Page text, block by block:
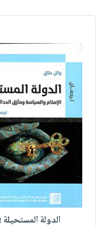
منزلية
اكسسوارات
ملابس
مطرزات
حقائب
حلي
عناية
صابون
أطفال
صندوق
القراءة
iKitab
حدود
نيل
وفرات
عن
الشركة
سياسة
فيديوهات
أسئلة
حسابك
لائحة
الأمنيات
التسوقالدولة المستحيلة